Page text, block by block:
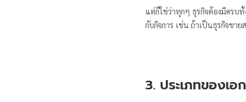
แต่ก็ใช่ว่าทุกๆ ธุรกิจต้องมีครบ
กับกิจการ เช่น ถ้าเป็นธุรกิจขา
3. ประเภทของเอ